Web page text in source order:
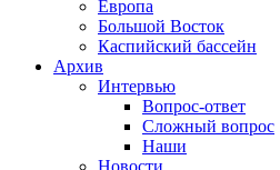
Европа
Большой Восток
Каспийский бассейн
Архив
Интервью
Вопрос-ответ
Сложный вопрос
Наши
Новости